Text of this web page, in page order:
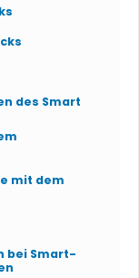
des Smart
mit dem
bei Smart-